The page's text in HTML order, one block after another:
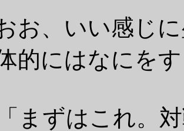
お、いい感じ
的にはなにを
まずはこれ。